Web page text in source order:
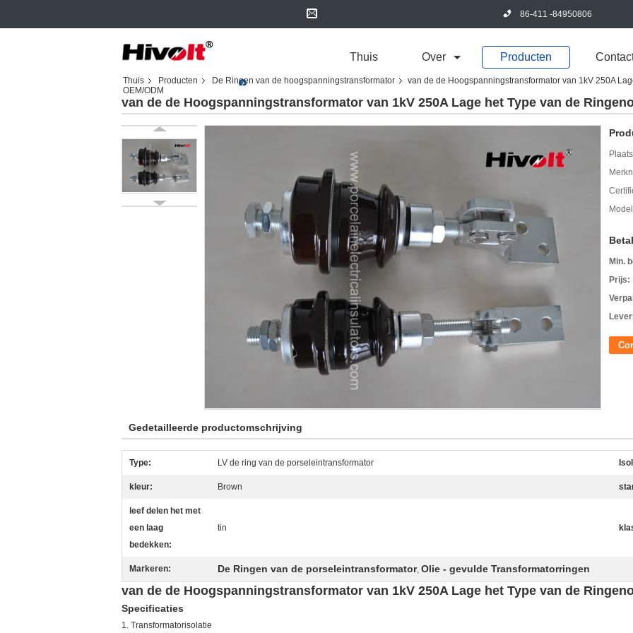
86-411 -84950806
Thuis Over Producten
Thuis Producten De Ringen van de hoogspanningstransformator
van de de Hoogspanningstransformator van 1kV 250A
OEM/ODM
van de de Hoogspanningstransformator van 1kV 250A Lage het Type van de
Min.
Prijs:
Gedetailleerde productomschrijving
Type: LV de ring van de porseleintransformator
kleur: Brown
leef delen het met
een laag
bedekken:
tin
Markeren: De Ringen van de porseleintransformator, Olie - gevulde Transformatorringen
van de de Hoogspanningstransformator van 1kV 250A Lage het Type van de
Specificaties
1. Transformatorisolatie